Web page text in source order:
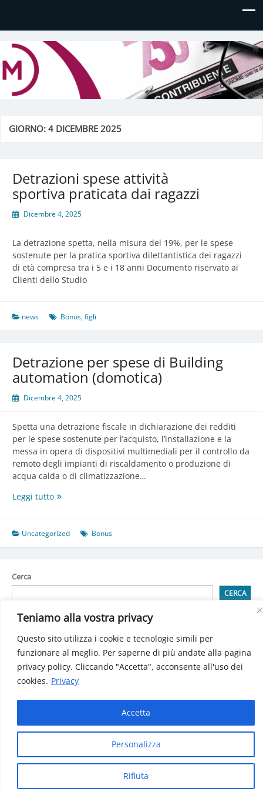
Teniamo alla vostra privacy
Questo sito utilizza i cookie e tecnologie simili per
funzionare al meglio. Per saperne di più andate alla pagina
privacy policy. Cliccando "Accetta", acconsente all'uso dei
cookies. Privacy
Personalizza
Rifiuta
Accetta
Daniela Manfè
Daniela Manfè Studio di consulenza amministrativa,
contabile, tributaria e fiscale
GIORNO:4 DICEMBRE 2025
Detrazioni spese attività
sportiva praticata dai ragazzi
Dicembre 4, 2025
La detrazione spetta, nella misura del 19%, per le spese
sostenute per la pratica sportiva dilettantistica dei ragazzi
di età compresa tra i 5 e i 18 anni Documento riservato ai
Clienti dello Studio
news Bonus,figli
Detrazione per spese di Building
automation (domotica)
Dicembre 4, 2025
Spetta una detrazione fiscale in dichiarazione dei redditi
per le spese sostenute per l’acquisto, l’installazione e la
messa in opera di dispositivi multimediali per il controllo da
remoto degli impianti di riscaldamento o produzione di
acqua calda o di climatizzazione…
Leggi tuttoDetrazione
di
Building
Uncategorized Bonus
Cerca
CERCA
Detrazioni spese attività sportiva praticata dai ragazzi
Detrazione per spese di Building automation (domotica)
Bonus sociale per luce, gas e acqua: Decreto pubblicatosulla
Gazzetta Ufficiale
INPS: Gestione separata, le aliquote 2025
Le criptovalute: i cambiamenti dal 2025
Manfe© 2024 Tutti i diritti riservati | P.iva 01771160932